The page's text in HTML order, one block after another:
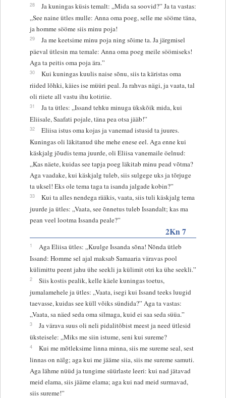
28
Ja kuningas küsis temalt: „Mida sa soovid?” Ja ta vastas:
„See naine ütles mulle: Anna oma poeg, selle me sööme täna,
ja homme sööme siis minu poja!
29
Ja me keetsime minu poja ning sõime ta. Ja järgmisel
päeval ütlesin ma temale: Anna oma poeg meile söömiseks!
Aga ta peitis oma poja ära.”
30
Kui kuningas kuulis naise sõnu, siis ta käristas oma
riided lõhki, käies ise müüri peal. Ja rahvas nägi, ja vaata, tal
oli riiete all vastu ihu kotiriie.
31
Ja ta ütles: „Issand tehku minuga ükskõik mida, kui
Eliisale, Saafati pojale, täna pea otsa jääb!”
32
Eliisa istus oma kojas ja vanemad istusid ta juures.
Kuningas oli läkitanud ühe mehe enese eel. Aga enne kui
käskjalg jõudis tema juurde, oli Eliisa vanemaile öelnud:
„Kas näete, kuidas see tapja poeg läkitab minu pead võtma?
Aga vaadake, kui käskjalg tuleb, siis sulgege uks ja tõrjuge
ta uksel! Eks ole tema taga ta isanda jalgade kobin?”
33
Kui ta alles nendega rääkis, vaata, siis tuli käskjalg tema
juurde ja ütles: „Vaata, see õnnetus tuleb Issandalt; kas ma
pean veel lootma Issanda peale?”
2Kn 7
1
Aga Eliisa ütles: „Kuulge Issanda sõna! Nõnda ütleb
Issand: Homme sel ajal maksab Samaaria väravas pool
külimittu peent jahu ühe seekli ja külimit otri ka ühe seekli.”
2
Siis kostis pealik, kelle käele kuningas toetus,
jumalamehele ja ütles: „Vaata, isegi kui Issand teeks luugid
taevasse, kuidas see küll võiks sündida?” Aga ta vastas:
„Vaata, sa näed seda oma silmaga, kuid ei saa seda süüa.”
3
Ja värava suus oli neli pidalitõbist meest ja need ütlesid
üksteisele: „Miks me siin istume, seni kui sureme?
4
Kui me mõtleksime linna minna, siis me sureme seal, sest
linnas on nälg; aga kui me jääme siia, siis me sureme samuti.
Aga lähme nüüd ja tungime süürlaste leeri: kui nad jätavad
meid elama, siis jääme elama; aga kui nad meid surmavad,
siis sureme!”